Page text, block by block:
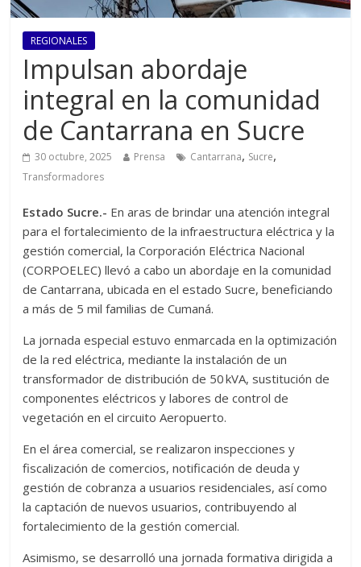
REGIONALES
Impulsan abordaje
integral en la comunidad
de Cantarrana en Sucre
30 octubre, 2025 Prensa Cantarrana, Sucre,
Transformadores
Estado Sucre.- En aras de brindar una atención integral
para el fortalecimiento de la infraestructura eléctrica y la
gestión comercial, la Corporación Eléctrica Nacional
(CORPOELEC) llevó a cabo un abordaje en la comunidad
de Cantarrana, ubicada en el estado Sucre, beneficiando
a más de 5 mil familias de Cumaná.
La jornada especial estuvo enmarcada en la optimización
de la red eléctrica, mediante la instalación de un
transformador de distribución de 50 kVA, sustitución de
componentes eléctricos y labores de control de
vegetación en el circuito Aeropuerto.
En el área comercial, se realizaron inspecciones y
fiscalización de comercios, notificación de deuda y
gestión de cobranza a usuarios residenciales, así como
la captación de nuevos usuarios, contribuyendo al
fortalecimiento de la gestión comercial.
Asimismo, se desarrolló una jornada formativa dirigida a